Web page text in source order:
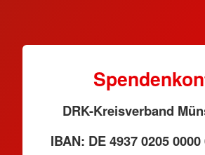
DRK-Kreisverband
IBAN: DE 4937 0205